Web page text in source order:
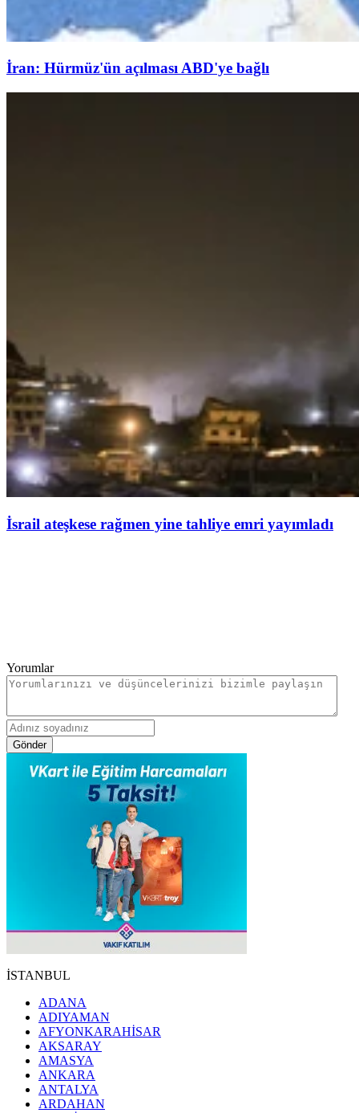
İran: Hürmüz'ün açılması ABD'ye bağlı
İsrail ateşkese rağmen yine tahliye emri yayımladı
Yorumlar
Gönder
İSTANBUL
ADANA
ADIYAMAN
AFYONKARAHİSAR
AKSARAY
AMASYA
ANKARA
ANTALYA
ARDAHAN